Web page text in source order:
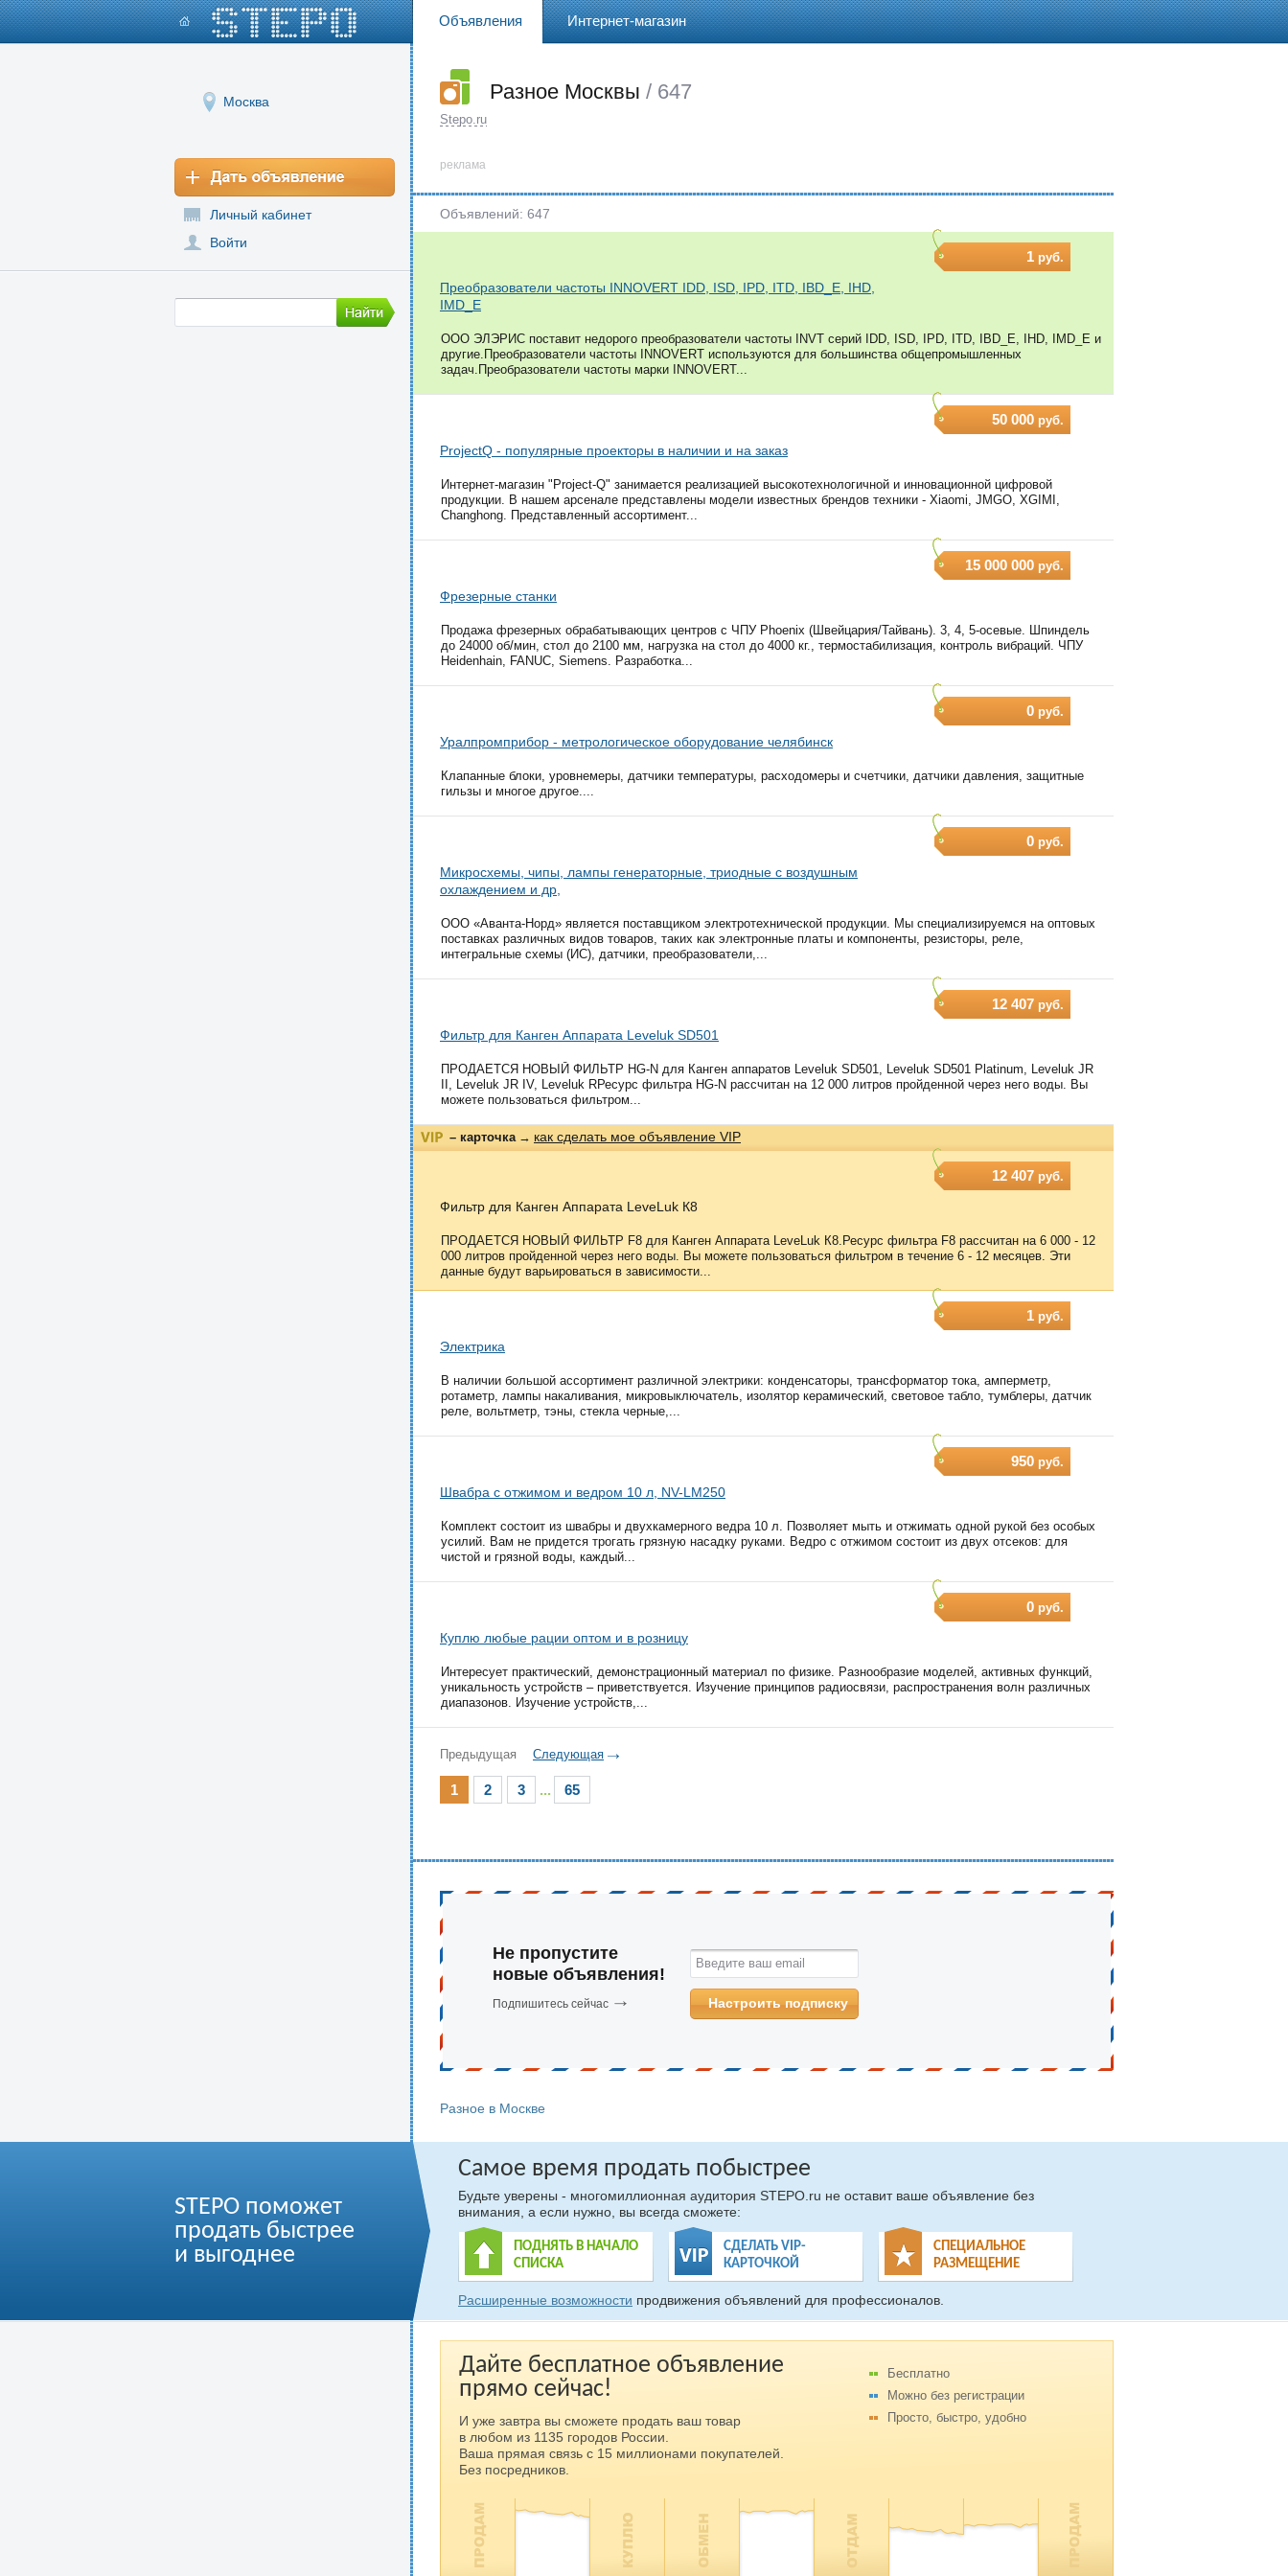
Объявления Интернет-магазин
Москва
Личный кабинет
Войти
Разное Москвы / 647
Stepo.ru
реклама
Объявлений: 647
Преобразователи частоты INNOVERT IDD, ISD, IPD, ITD, IBD_E, IHD,
IMD_E
1 руб.
ООО ЭЛЭРИС поставит недорого преобразователи частоты INVT серий IDD, ISD, IPD, ITD, IBD_E, IHD, IMD_E и
другие.Преобразователи частоты INNOVERT используются для большинства общепромышленных
задач.Преобразователи частоты марки INNOVERT...
ProjectQ - популярные проекторы в наличии и на заказ
50 000 руб.
Интернет-магазин "Project-Q" занимается реализацией высокотехнологичной и инновационной цифровой
продукции. В нашем арсенале представлены модели известных брендов техники - Xiaomi, JMGO, XGIMI,
Changhong. Представленный ассортимент...
Фрезерные станки
15 000 000 руб.
Продажа фрезерных обрабатывающих центров с ЧПУ Phoenix (Швейцария/Тайвань). 3, 4, 5-осевые. Шпиндель
до 24000 об/мин, стол до 2100 мм, нагрузка на стол до 4000 кг., термостабилизация, контроль вибраций. ЧПУ
Heidenhain, FANUC, Siemens. Разработка...
Уралпромприбор - метрологическое оборудование челябинск
0 руб.
Клапанные блоки, уровнемеры, датчики температуры, расходомеры и счетчики, датчики давления, защитные
гильзы и многое другое....
Микросхемы, чипы, лампы генераторные, триодные с воздушным
охлаждением и др,
0 руб.
ООО «Аванта-Норд» является поставщиком электротехнической продукции. Мы специализируемся на оптовых
поставках различных видов товаров, таких как электронные платы и компоненты, резисторы, реле,
интегральные схемы (ИС), датчики, преобразователи,...
Фильтр для Канген Аппарата Leveluk SD501
12 407 руб.
ПРОДАЕТСЯ НОВЫЙ ФИЛЬТР HG-N для Канген аппаратов Leveluk SD501, Leveluk SD501 Platinum, Leveluk JR
II, Leveluk JR IV, Leveluk RРесурс фильтра HG-N рассчитан на 12 000 литров пройденной через него воды. Вы
можете пользоваться фильтром...
– карточка → как сделать мое объявление VIP
Фильтр для Канген Аппарата LeveLuk К8
12 407 руб.
ПРОДАЕТСЯ НОВЫЙ ФИЛЬТР F8 для Канген Аппарата LeveLuk К8.Ресурс фильтра F8 рассчитан на 6 000 - 12
000 литров пройденной через него воды. Вы можете пользоваться фильтром в течение 6 - 12 месяцев. Эти
данные будут варьироваться в зависимости...
Электрика
1 руб.
В наличии большой ассортимент различной электрики: конденсаторы, трансформатор тока, амперметр,
ротаметр, лампы накаливания, микровыключатель, изолятор керамический, световое табло, тумблеры, датчик
реле, вольтметр, тэны, стекла черные,...
Швабра с отжимом и ведром 10 л, NV-LM250
950 руб.
Комплект состоит из швабры и двухкамерного ведра 10 л. Позволяет мыть и отжимать одной рукой без особых
усилий. Вам не придется трогать грязную насадку руками. Ведро с отжимом состоит из двух отсеков: для
чистой и грязной воды, каждый...
Куплю любые рации оптом и в розницу
0 руб.
Интересует практический, демонстрационный материал по физике. Разнообразие моделей, активных функций,
уникальность устройств – приветствуется. Изучение принципов радиосвязи, распространения волн различных
диапазонов. Изучение устройств,...
Предыдущая Следующая
1 2 3 ... 65
Не пропустите
новые объявления!
Подпишитесь сейчас
Введите ваш email
Настроить подписку
Разное в Москве
STEPO поможет
продать быстрее
и выгоднее
Самое время продать побыстрее
Будьте уверены - многомиллионная аудитория STEPO.ru не оставит ваше объявление без
внимания, а если нужно, вы всегда сможете:
ПОДНЯТЬ В НАЧАЛО
СПИСКА
СДЕЛАТЬ VIP-
КАРТОЧКОЙ
СПЕЦИАЛЬНОЕ
РАЗМЕЩЕНИЕ
Расширенные возможности продвижения объявлений для профессионалов.
Бесплатно
Можно без регистрации
Просто, быстро, удобно
Дайте бесплатное объявление
прямо сейчас!
И уже завтра вы сможете продать ваш товар
в любом из 1135 городов России.
Ваша прямая связь с 15 миллионами покупателей.
Без посредников.